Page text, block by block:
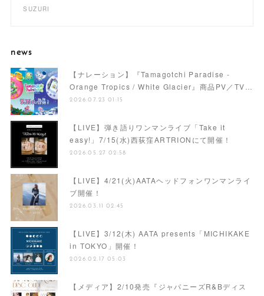
SUZURI
news
【ナレーション】『Tamagotchi Paradise -
Orange Tropics / White Glacier』商品PV／TV…
2026.07.23 01:15
【LIVE】弾き語りワンマンライブ「Take it
easy!」7/15(水)西荻窪ARTRIONにて開催！
2026.05.27 02:58
【LIVE】4/21(火)AATAヘッドフォンワンマンライ
ブ開催！
2026.03.11 02:45
【LIVE】3/12(木) AATA presents「MICHIKAKE
in TOKYO」開催！
2026.02.17 05:03
【メディア】2/10発売『ジャパニーズR&Bディス